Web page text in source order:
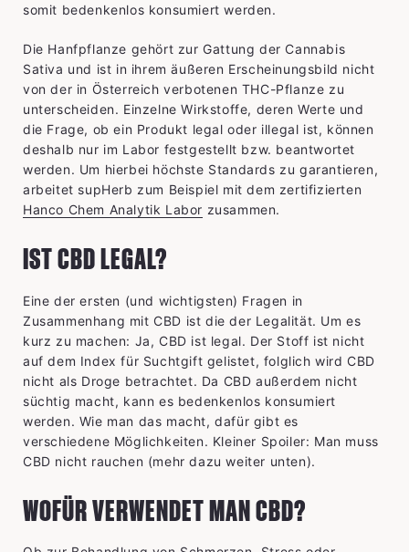
somit bedenkenlos konsumiert werden.
Die Hanfpflanze gehört zur Gattung der Cannabis
Sativa und ist in ihrem äußeren Erscheinungsbild nicht
von der in Österreich verbotenen THC-Pflanze zu
unterscheiden. Einzelne Wirkstoffe, deren Werte und
die Frage, ob ein Produkt legal oder illegal ist, können
deshalb nur im Labor festgestellt bzw. beantwortet
werden. Um hierbei höchste Standards zu garantieren,
arbeitet supHerb zum Beispiel mit dem zertifizierten
Hanco Chem Analytik Labor zusammen.
IST CBD LEGAL?
Eine der ersten (und wichtigsten) Fragen in
Zusammenhang mit CBD ist die der Legalität. Um es
kurz zu machen: Ja, CBD ist legal. Der Stoff ist nicht
auf dem Index für Suchtgift gelistet, folglich wird CBD
nicht als Droge betrachtet. Da CBD außerdem nicht
süchtig macht, kann es bedenkenlos konsumiert
werden. Wie man das macht, dafür gibt es
verschiedene Möglichkeiten. Kleiner Spoiler: Man muss
CBD nicht rauchen (mehr dazu weiter unten).
WOFÜR VERWENDET MAN CBD?